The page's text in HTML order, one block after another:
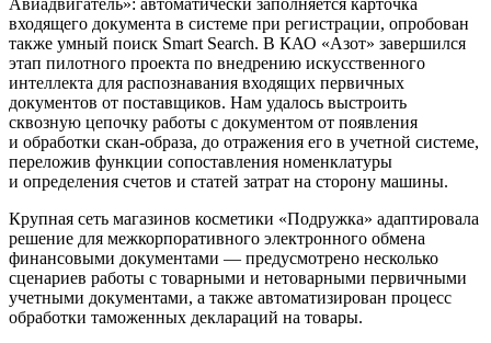
входящего документа в системе при регистрации, опробован
также умный поиск Smart Searсh. В КАО «Азот» завершился
этап пилотного проекта по внедрению искусственного
интеллекта для распознавания входящих первичных
документов от поставщиков. Нам удалось выстроить
сквозную цепочку работы с документом от появления
и обработки скан-образа, до отражения его в учетной системе,
переложив функции сопоставления номенклатуры
и определения счетов и статей затрат на сторону машины.
Крупная сеть магазинов косметики «Подружка» адаптировала
решение для межкорпоративного электронного обмена
финансовыми документами — предусмотрено несколько
сценариев работы с товарными и нетоварными первичными
учетными документами, а также автоматизирован процесс
обработки таможенных деклараций на товары.